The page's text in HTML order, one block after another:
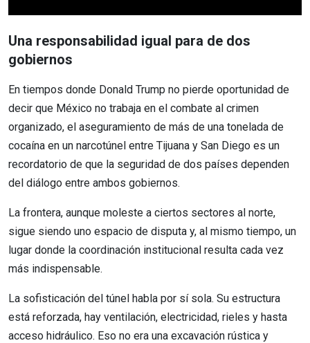
Una responsabilidad igual para de dos
gobiernos
En tiempos donde Donald Trump no pierde oportunidad de
decir que México no trabaja en el combate al crimen
organizado, el aseguramiento de más de una tonelada de
cocaína en un narcotúnel entre Tijuana y San Diego es un
recordatorio de que la seguridad de dos países dependen
del diálogo entre ambos gobiernos.
La frontera, aunque moleste a ciertos sectores al norte,
sigue siendo uno espacio de disputa y, al mismo tiempo, un
lugar donde la coordinación institucional resulta cada vez
más indispensable.
La sofisticación del túnel habla por sí sola. Su estructura
está reforzada, hay ventilación, electricidad, rieles y hasta
acceso hidráulico. Eso no era una excavación rústica y